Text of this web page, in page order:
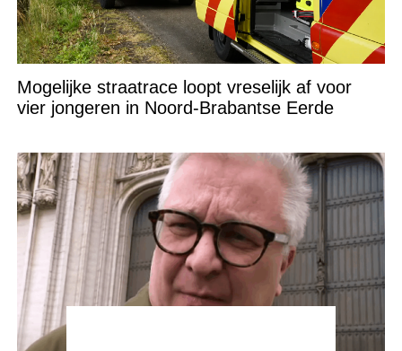
Mogelijke straatrace loopt vreselijk af voor
vier jongeren in Noord-Brabantse Eerde